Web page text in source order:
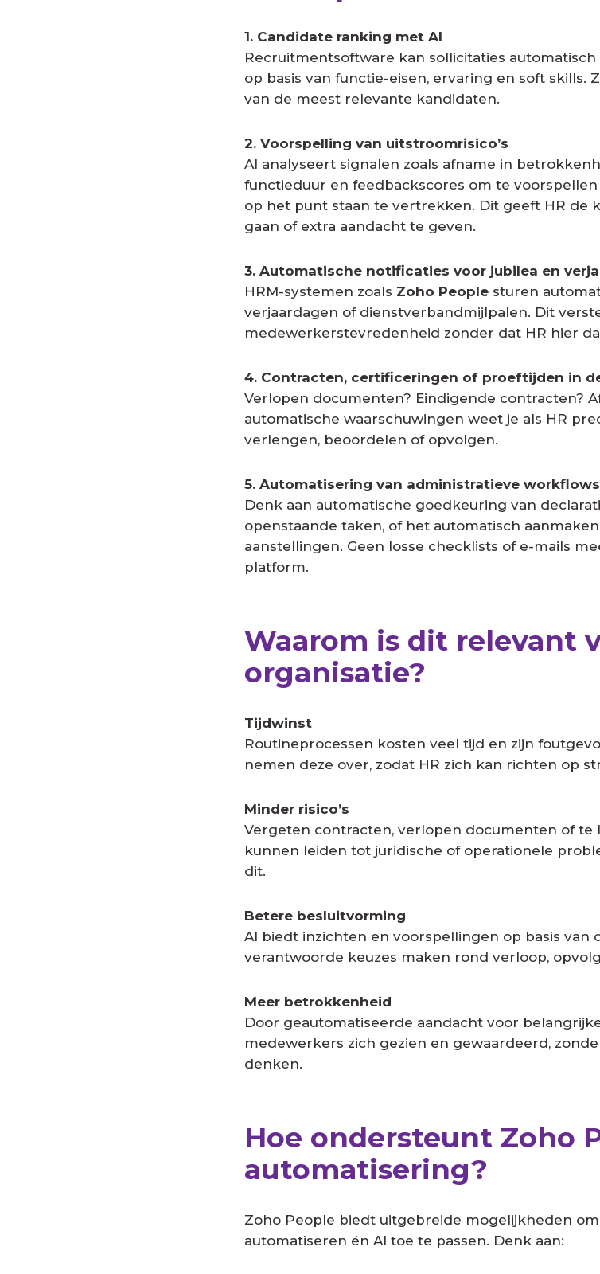
1. Candidate ranking met AI
Recruitmentsoftware kan sollicitaties
op basis van functie-eisen, ervaring en soft skills.
van de meest relevante kandidaten.
2. Voorspelling van uitstroomrisico’s
AI analyseert signalen zoals afname in
functieduur en feedbackscores om te
op het punt staan te vertrekken. Dit geeft HR de
gaan of extra aandacht te geven.
3. Automatische notificaties voor jubilea en
HRM-systemen zoals Zoho People sturen
verjaardagen of dienstverbandmijlpalen. Dit
medewerkerstevredenheid zonder dat HR hier
4. Contracten, certificeringen of proeftijden in
Verlopen documenten? Eindigende contracten?
automatische waarschuwingen weet je als HR
verlengen, beoordelen of opvolgen.
5. Automatisering van administratieve workflows
Denk aan automatische goedkeuring van
openstaande taken, of het automatisch
aanstellingen. Geen losse checklists of e-mails
platform.
Waarom is dit relevant
organisatie?
Tijdwinst
Routineprocessen kosten veel tijd en zijn
nemen deze over, zodat HR zich kan richten op
Minder risico’s
Vergeten contracten, verlopen documenten of te
kunnen leiden tot juridische of operationele
dit.
Betere besluitvorming
AI biedt inzichten en voorspellingen op basis van
verantwoorde keuzes maken rond verloop,
Meer betrokkenheid
Door geautomatiseerde aandacht voor
medewerkers zich gezien en gewaardeerd,
denken.
Hoe ondersteunt Zoho
automatisering?
Zoho People biedt uitgebreide mogelijkheden
automatiseren én AI toe te passen. Denk aan: